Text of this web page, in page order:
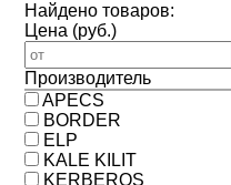
Найдено товаров:
Цена (руб.)
Производитель
APECS
BORDER
ELP
KALE KILIT
KERBEROS